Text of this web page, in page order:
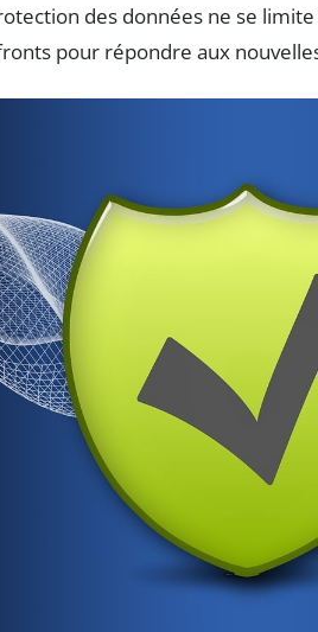
des données ne se
pour répondre aux